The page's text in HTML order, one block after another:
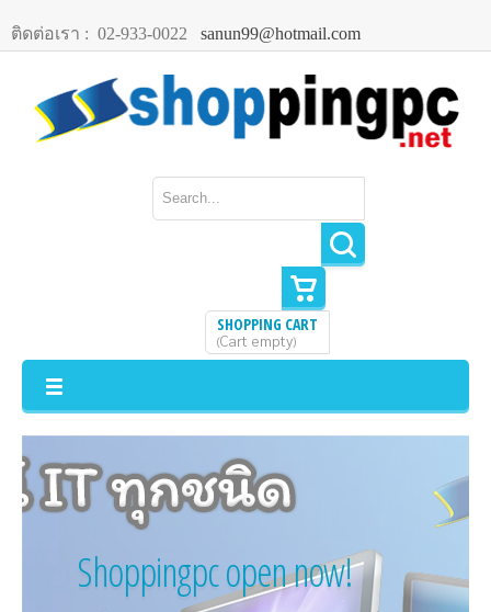
ติดต่อเรา : 02-933-0022 sanun99@hotmail.com
SHOPPING CART
(Cart empty)
Shoppingpc open now!